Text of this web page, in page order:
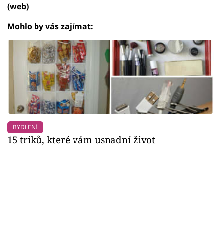
(web)
Mohlo by vás zajímat:
BYDLENÍ
15 triků, které vám usnadní život